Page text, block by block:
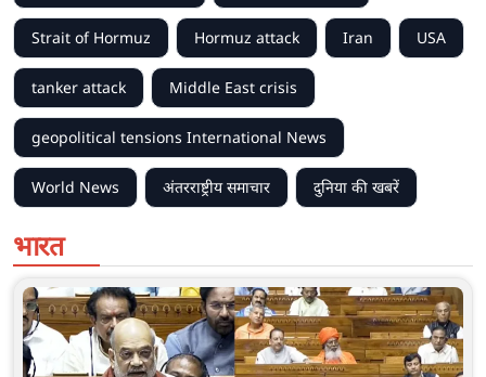
Strait of Hormuz Hormuz attack Iran USA
tanker attack Middle East crisis
geopolitical tensions International News
World News अंतरराष्ट्रीय समाचार दुनिया की खबरें
भारत